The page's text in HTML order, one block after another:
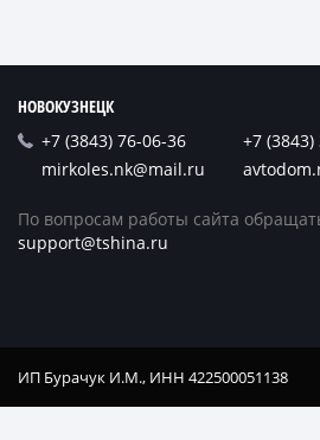
НОВОКУЗНЕЦК
+7 (3843) 76-06-36
+7
mirkoles.nk@mail.ru
По вопросам работы сайта
support@tshina.ru
ИП Бурачук И.М., ИНН 422500051138